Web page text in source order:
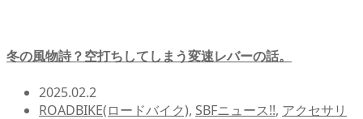
冬の風物詩？空打ちしてしまう変速レバーの話。
2025.02.2
ROADBIKE(ロードバイク), SBFニュース!!, アクセサリ